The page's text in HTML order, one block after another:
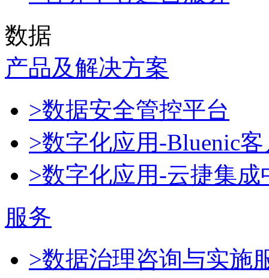
数据
产品及解决方案
>数据安全管控平台
>数字化应用-Bluenic
>数字化应用-云捷集成
服务
>数据治理咨询与实施